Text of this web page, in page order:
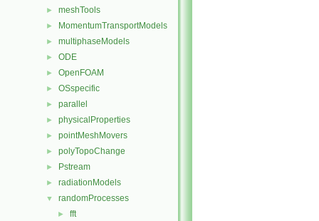
► meshTools
► MomentumTransportModels
► multiphaseModels
► ODE
► OpenFOAM
► OSspecific
► parallel
► physicalProperties
► pointMeshMovers
► polyTopoChange
► Pstream
► radiationModels
▼ randomProcesses
► fft